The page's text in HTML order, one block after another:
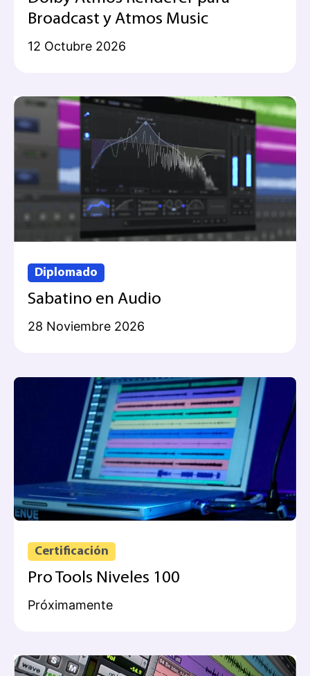
Broadcast y Atmos Music
12 Octubre 2026
Diplomado
Sabatino en Audio
28 Noviembre 2026
Certificación
Pro Tools Niveles 100
Próximamente